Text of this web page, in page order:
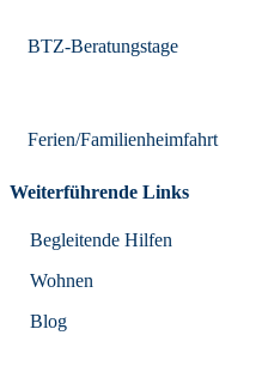
BTZ-Beratungstage
Ferien/Familienheimfahrt
Weiterführende Links
Begleitende Hilfen
Wohnen
Blog